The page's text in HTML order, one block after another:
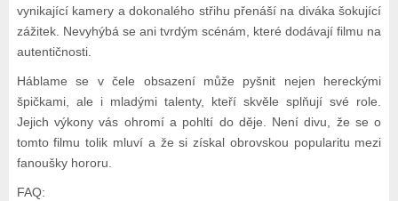
vynikající kamery a dokonalého střihu přenáší na diváka šokující
zážitek. Nevyhýbá se ani tvrdým scénám, které dodávají filmu na
autentičnosti.
Háblame se v čele obsazení může pyšnit nejen hereckými
špičkami, ale i mladými talenty, kteří skvěle splňují své role.
Jejich výkony vás ohromí a pohltí do děje. Není divu, že se o
tomto filmu tolik mluví a že si získal obrovskou popularitu mezi
fanoušky hororu.
FAQ: